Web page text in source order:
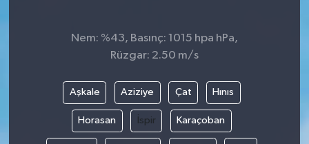
Nem: %43, Basınç: 1015 hpa hPa,
Rüzgar: 2.50 m/s
Aşkale Aziziye Çat Hınıs
Horasan İspir Karaçoban